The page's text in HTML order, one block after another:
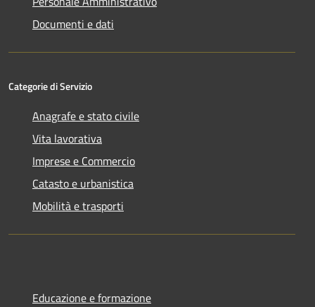
Documenti e dati
Categorie di Servizio
Anagrafe e stato civile
Vita lavorativa
Imprese e Commercio
Catasto e urbanistica
Mobilità e trasporti
Educazione e formazione